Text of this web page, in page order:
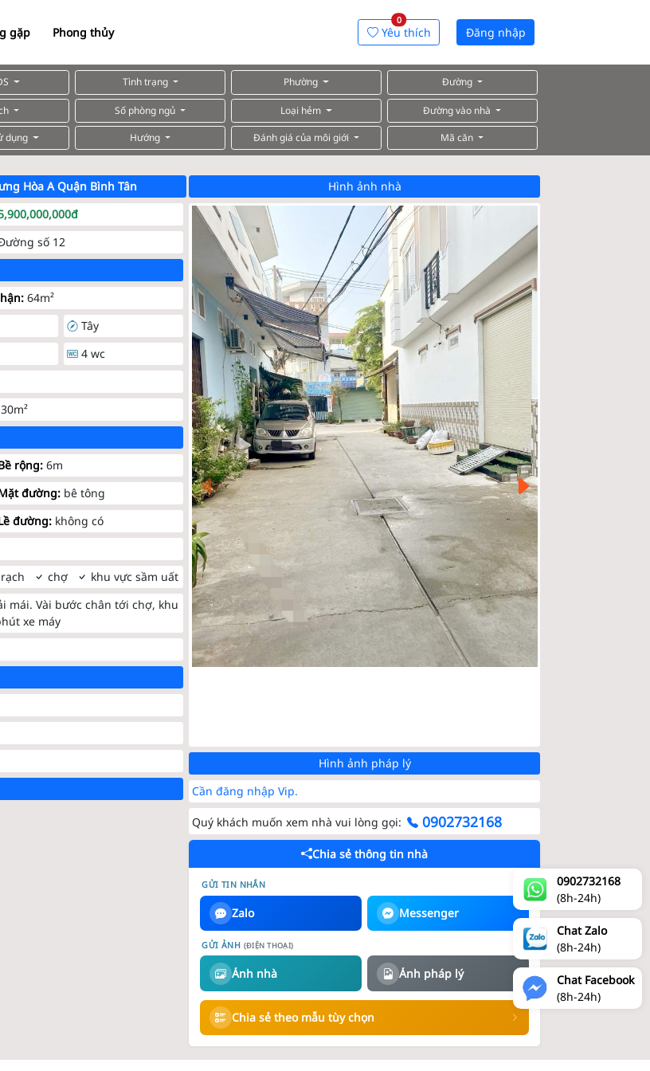
gặp Phong thủy Yêu thích
0
Đăng nhập
Tình trạng Phường Đường
Số phòng ngủ Loại hẻm
Đường vào nhà
dụng Hướng Đánh giá của môi giới Mã căn
Hòa A Quận Bình Tân
số 12
64m²
Tây
4 wc
30m²
rộng:6m
đường: bê tông
đường: không có
chợ
khu vực sầm uất
mái. Vài bước chân tới chợ, khu
xe máy
Hình ảnh nhà
Hình ảnh pháp lý
Cần đăng nhập Vip.
Quý khách muốn xem nhà vui lòng gọi: 0902732168
Chia sẻ thông tin nhà
GỬI TIN NHẮN
Zalo Messenger
GỬI ẢNH (ĐIỆN THOẠI)
Ảnh nhà Ảnh pháp lý
Chia sẻ theo mẫu tùy chọn
0902732168
(8h-24h)
Chat Zalo
(8h-24h)
Chat Facebook
(8h-24h)